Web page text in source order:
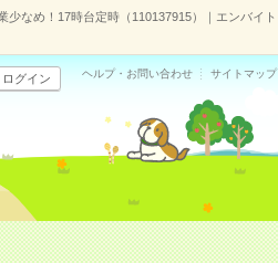
なめ！17時台定時（110137915）｜エンバイト
ログイン ヘルプ・お問い合わせ サイトマップ